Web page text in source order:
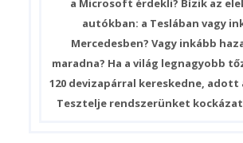
autókban: a Teslában vagy
Mercedesben? Vagy inkább
maradna? Ha a világ legnagyobb
120 devizapárral kereskedne, adott
Tesztelje rendszerünket